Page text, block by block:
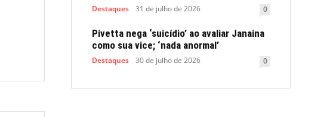
Destaques 31 de julho de 2026 0
Pivetta nega ‘suicídio’ ao avaliar Janaina
como sua vice; ‘nada anormal’
Destaques 30 de julho de 2026 0